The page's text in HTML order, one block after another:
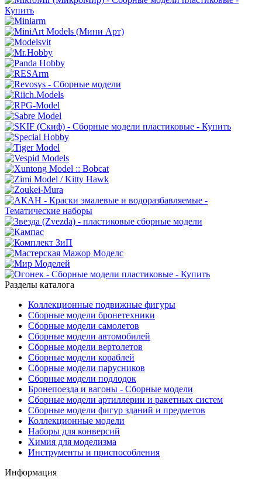
Разделы каталога
Коллекционные подвижные фигуры
Сборные модели бронетехники
Сборные модели самолетов
Сборные модели автомобилей
Сборные модели вертолетов
Сборные модели кораблей
Сборные модели парусников
Сборные модели подлодок
Бронепоезда и вагоны - Сборные модели
Сборные модели артиллерии и ракетных систем
Сборные модели фигур зданий и предметов
Коллекционные модели
Наборы для конверсий
Химия для моделизма
Инструменты и приспособления
Информация